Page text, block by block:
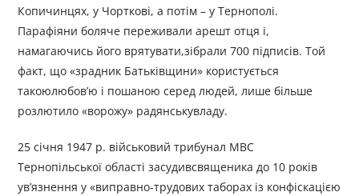
Копичинцях, у Чорткові, а потім – у Тернополі.
Парафіяни боляче переживали арешт отця і,
намагаючись його врятувати,зібрали 700 підписів. Той
факт, що «зрадник Батьківщини» користується
такоюлюбов’ю і пошаною серед людей, лише більше
розлютило «ворожу» радянськувладу.
25 січня 1947 р. військовий трибунал МВС
Тернопільської області засудивсвященика до 10 років
ув’язнення у «виправно-трудових таборах із конфіскацією